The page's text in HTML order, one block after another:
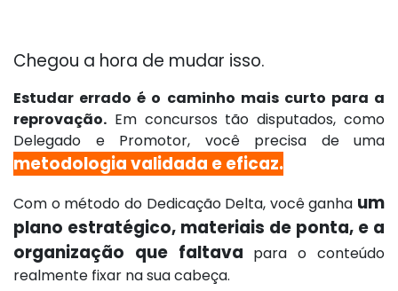
Chegou a hora de mudar isso.
Estudar errado é o caminho mais curto para a
reprovação. Em concursos tão disputados, como
Delegado e Promotor, você precisa de uma
metodologia validada e eficaz.
Com o método do Dedicação Delta, você ganha um
plano estratégico, materiais de ponta, e a
organização que faltava para o conteúdo
realmente fixar na sua cabeça.